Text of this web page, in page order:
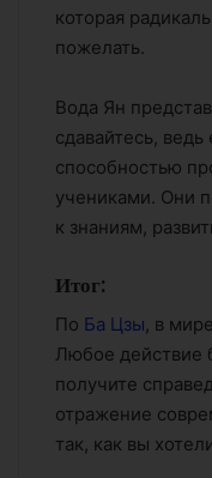
которая
пожелать.
Вода Ян
сдавайтесь,
способностью
учениками. Они
к знаниям,
Итог:
По Ба Цзы, в
Любое действие
получите
отражение
так, как вы